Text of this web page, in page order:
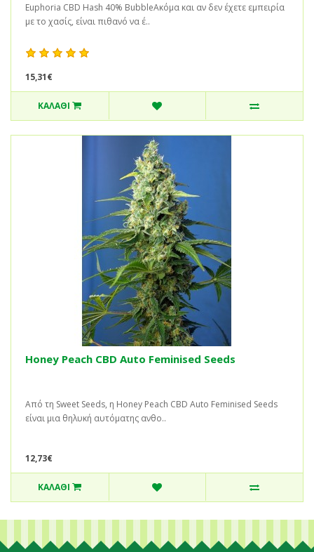
Euphoria CBD Hash 40% BubbleΑκόμα και αν δεν έχετε εμπειρία
με το χασίς, είναι πιθανό να έ..
15,31€
ΚΑΛΆΘΙ
Honey Peach CBD Auto Feminised Seeds
Από τη Sweet Seeds, η Honey Peach CBD Auto Feminised Seeds
είναι μια θηλυκή αυτόματης ανθο..
12,73€
ΚΑΛΆΘΙ